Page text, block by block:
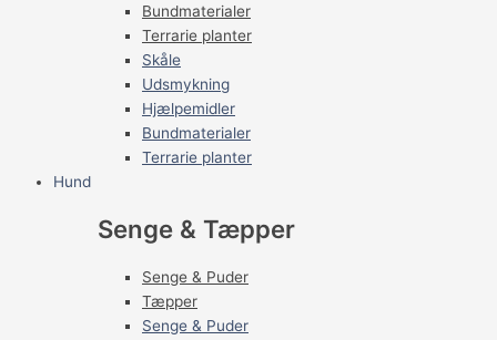
Bundmaterialer
Terrarie planter
Skåle
Udsmykning
Hjælpemidler
Bundmaterialer
Terrarie planter
Hund
Senge & Tæpper
Senge & Puder
Tæpper
Senge & Puder